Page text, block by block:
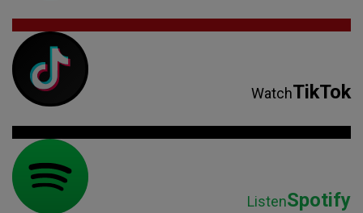
WatchTikTok
ListenSpotify